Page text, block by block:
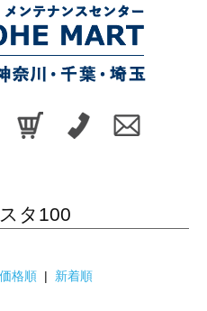
タ100
価格順 | 新着順